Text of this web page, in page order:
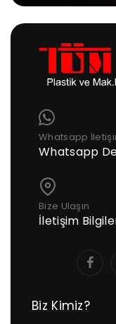
Sessiz Nozbart
Whatsapp
Whatsapp
Bize Ulaşın
İletişim
Biz Kimiz?